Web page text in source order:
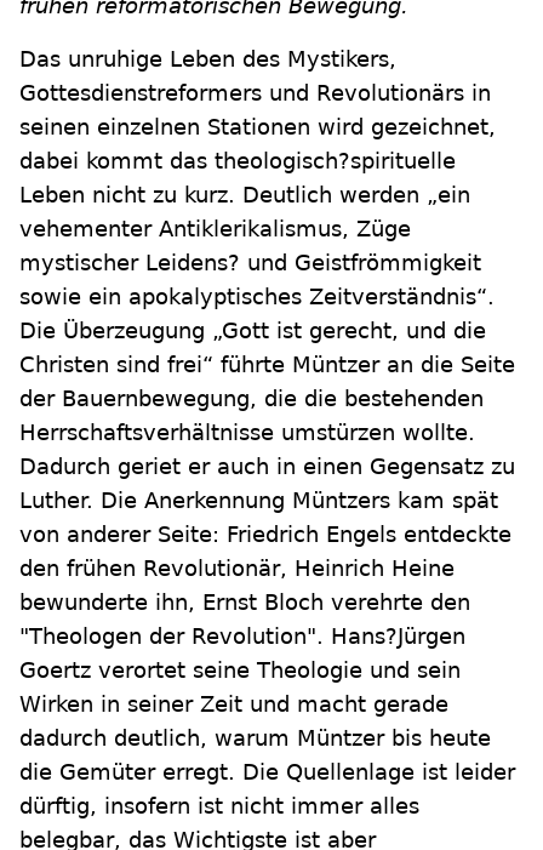
frühen reformatorischen Bewegung.
Das unruhige Leben des Mystikers,
Gottesdienstreformers und Revolutionärs in
seinen einzelnen Stationen wird gezeichnet,
dabei kommt das theologisch?spirituelle
Leben nicht zu kurz. Deutlich werden „ein
vehementer Antiklerikalismus, Züge
mystischer Leidens? und Geistfrömmigkeit
sowie ein apokalyptisches Zeitverständnis“.
Die Überzeugung „Gott ist gerecht, und die
Christen sind frei“ führte Müntzer an die Seite
der Bauernbewegung, die die bestehenden
Herrschaftsverhältnisse umstürzen wollte.
Dadurch geriet er auch in einen Gegensatz zu
Luther. Die Anerkennung Müntzers kam spät
von anderer Seite: Friedrich Engels entdeckte
den frühen Revolutionär, Heinrich Heine
bewunderte ihn, Ernst Bloch verehrte den
"Theologen der Revolution". Hans?Jürgen
Goertz verortet seine Theologie und sein
Wirken in seiner Zeit und macht gerade
dadurch deutlich, warum Müntzer bis heute
die Gemüter erregt. Die Quellenlage ist leider
dürftig, insofern ist nicht immer alles
belegbar, das Wichtigste ist aber